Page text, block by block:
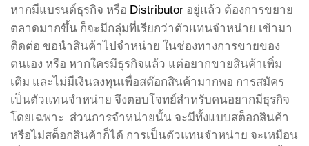
หากมีแบรนด์ธุรกิจ หรือ Distributor อยู่แล้ว ต้องการขยาย
ตลาดมากขึ้น ก็จะมีกลุ่มที่เรียกว่าตัวแทนจำหน่าย เข้ามา
ติดต่อ ขอนำสินค้าไปจำหน่าย ในช่องทางการขายของ
ตนเอง หรือ หากใครมีธุรกิจแล้ว แต่อยากขายสินค้าเพิ่ม
เติม และไม่มีเงินลงทุนเพื่อสต๊อกสินค้ามากพอ การสมัคร
เป็นตัวแทนจำหน่าย จึงตอบโจทย์สำหรับคนอยากมีธุรกิจ
โดยเฉพาะ ส่วนการจำหน่ายนั้น จะมีทั้งแบบสต็อกสินค้า
หรือไม่สต็อกสินค้าก็ได้ การเป็นตัวแทนจำหน่าย จะเหมือน